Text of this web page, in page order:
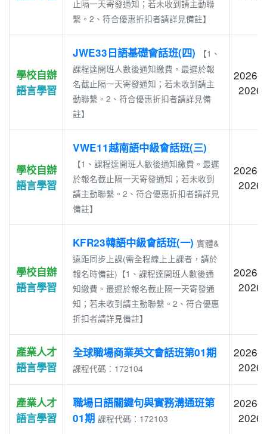
止隔一天寄發通知；若未收到請主動聯
繫。2、符合優惠折扣者請詳見備註】
學校自辦
語言學習
JWE33日語基礎會話班(四)
【1、
課程達開班人數後通知繳費。最遲於報
名截止隔一天寄發通知；若未收到請主
動聯繫。2、符合優惠折扣者請詳見備
註】
2026-
學校自辦
語言學習
VWE11越南語中級會話班(三)
【1、課程達開班人數後通知繳費。最遲
於報名截止隔一天寄發通知；若未收到
請主動聯繫。2、符合優惠折扣者請詳見
備註】
2026-
學校自辦
語言學習
KFR23韓語中級會話班(一) 實體&
遠距同步上課(需全程線上上課者，請於
報名時備註)【1、課程達開班人數後通
知繳費。最遲於報名截止隔一天寄發通
知；若未收到請主動聯繫。2、符合優惠
折扣者請詳見備註】
2026-
產業人才
語言學習
全球職場商業英文會話班第01期
課程代碼：172104
2026-
產業人才
語言學習
職場日語關鍵句與實務溝通班第
01期 課程代碼：172103
2026-